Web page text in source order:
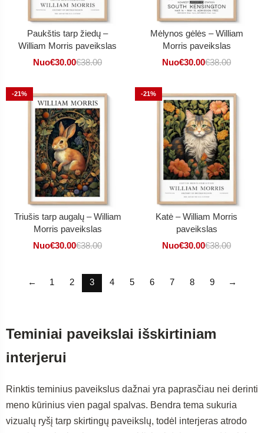
Paukštis tarp žiedų –
William Morris paveikslas
Nuo€30.00€38.00
Mėlynos gėlės – William
Morris paveikslas
Nuo€30.00€38.00
-21%
Triušis tarp augalų – William
Morris paveikslas
Nuo€30.00€38.00
-21%
Katė – William Morris
paveikslas
Nuo€30.00€38.00
← 1 2 3 4 5 6 7 8 9 →
Teminiai paveikslai išskirtiniam
interjerui
Rinktis teminius paveikslus dažnai yra paprasčiau nei derinti
meno kūrinius vien pagal spalvas. Bendra tema sukuria
vizualų ryšį tarp skirtingų paveikslų, todėl interjeras atrodo